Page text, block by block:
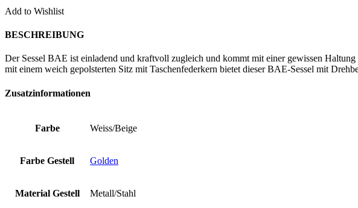
Add to Wishlist
BESCHREIBUNG
Der Sessel BAE ist einladend und kraftvoll zugleich und kommt mit einer gewissen
mit einem weich gepolsterten Sitz mit Taschenfederkern bietet dieser BAE-Sessel mit
Zusatzinformationen
Farbe Weiss/Beige
Farbe Gestell Golden
Material Gestell Metall/Stahl